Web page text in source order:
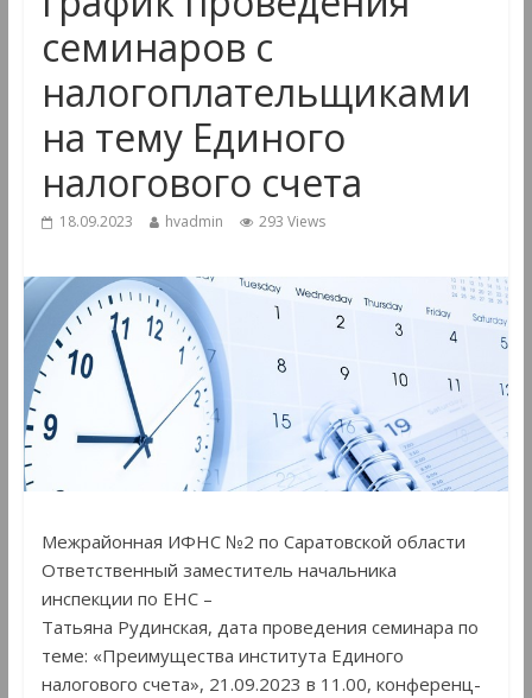
семинаров с
налогоплательщиками
на тему Единого
налогового счета
18.09.2023 hvadmin 293 Views
Межрайонная ИФНС №2 по Саратовской области
Ответственный заместитель начальника
инспекции по ЕНС –
Татьяна Рудинская, дата проведения семинара по
теме: «Преимущества института Единого
налогового счета», 21.09.2023 в 11.00, конференц-